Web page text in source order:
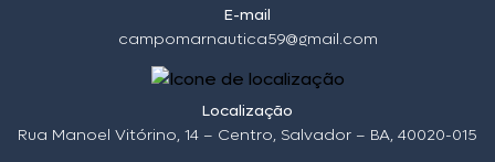
E-mail
campomarnautica59@gmail.com
Localização
Rua Manoel Vitórino, 14 – Centro, Salvador – BA, 40020-015